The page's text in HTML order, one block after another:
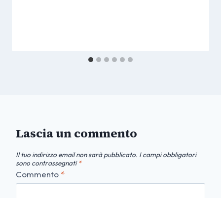
Lascia un commento
Il tuo indirizzo email non sarà pubblicato. I campi obbligatori
sono contrassegnati*
Commento *